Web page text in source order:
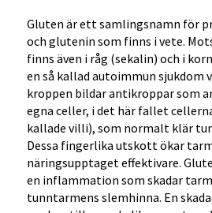
Gluten är ett samlingsnamn för
och glutenin som finns i vete.
finns även i råg (sekalin) och i
en så kallad autoimmun
kroppen bildar antikroppar som
egna celler, i det här fallet
kallade villi), som normalt klär
Dessa fingerlika utskott ökar
näringsupptaget effektivare.
en inflammation som skadar
tunntarmens slemhinna. En